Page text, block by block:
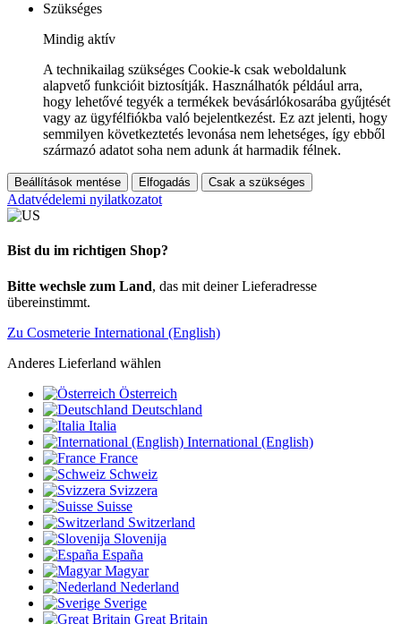
Szükséges
Mindig aktív
A technikailag szükséges Cookie-k csak weboldalunk
alapvető funkcióit biztosítják. Használhatók például arra,
hogy lehetővé tegyék a termékek bevásárlókosarába gyűjtését
vagy az ügyfélfiókba való bejelentkezést. Ez azt jelenti, hogy
semmilyen következtetés levonása nem lehetséges, így ebből
származó adatot soha nem adunk át harmadik félnek.
Beállítások mentése Elfogadás Csak a szükséges
Adatvédelemi nyilatkozatot
Bist du im richtigen Shop?
Bitte wechsle zum Land, das mit deiner Lieferadresse
übereinstimmt.
Zu Cosmeterie International (English)
Anderes Lieferland wählen
Österreich
Deutschland
Italia
International (English)
France
Schweiz
Svizzera
Suisse
Switzerland
Slovenija
España
Magyar
Nederland
Sverige
Great Britain